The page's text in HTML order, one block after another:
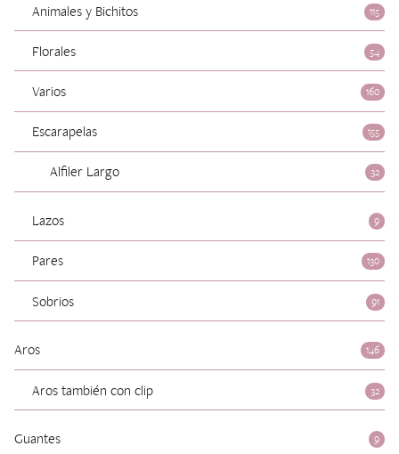
Animales y Bichitos 115
Florales 54
Varios 160
Escarapelas 155
Alfiler Largo 32
Lazos 9
Pares 130
Sobrios 91
Aros 146
Aros también con clip 32
Guantes 9